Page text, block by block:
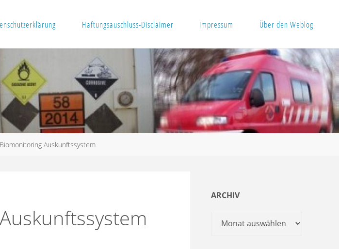
Haftungsauschluss-Disclaimer Impressum Über den Weblog
Biomonitoring Auskunftssystem
ARCHIV
Archiv